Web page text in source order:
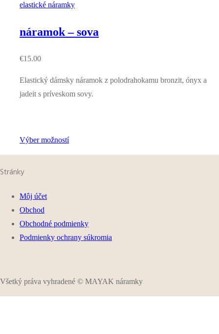
elastické náramky
náramok – sova
€15.00
Elastický dámsky náramok z polodrahokamu bronzit, ónyx a
jadeit s príveskom sovy.
Výber možností
Stránky
Môj účet
Obchod
Obchodné podmienky
Podmienky ochrany súkromia
Všetký práva vyhradené © MAYAK náramky